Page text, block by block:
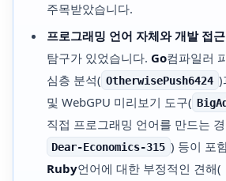
주목받았습니다.
프로그래밍 언어 자체와 개발 접
탐구가 있었습니다. Go컴파일러
심층 분석( OtherwisePush6424 )
및 WebGPU 미리보기 도구(
직접 프로그래밍 언어를 만드는
Dear-Economics-315 ) 등이 포
Ruby언어에 대한 부정적인 견해(